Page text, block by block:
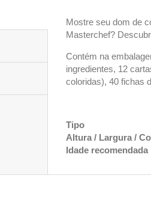
Mostre seu dom de
Masterchef?
Contém na
ingredientes, 12
coloridas), 40 fichas
Tipo
Altura / Largura /
Idade recomendada